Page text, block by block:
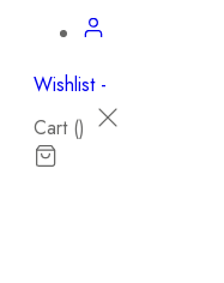
Wishlist -
Cart ()